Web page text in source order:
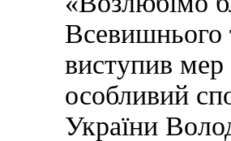
Всевишнього
виступив
особливий
України